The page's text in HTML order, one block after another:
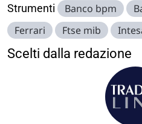
Strumenti Banco bpm
Ferrari
Ftse mib
Scelti dalla redazione